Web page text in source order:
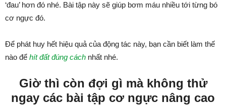
‘đau’ hơn đó nhé. Bài tập này sẽ giúp bơm máu nhiều tới từng bó
cơ ngực đó.
Để phát huy hết hiệu quả của động tác này, bạn cần biết làm thế
nào để hít đất đúng cách nhất nhé.
Giờ thì còn đợi gì mà không thử
ngay các bài tập cơ ngực nâng cao